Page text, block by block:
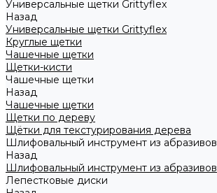
Универсальные щетки Grittyflex
Назад
Универсальные щетки Grittyflex
Круглые щетки
Чашечные щетки
Щетки-кисти
Чашечные щетки
Назад
Чашечные щетки
Щетки по дереву
Щётки для текстурирования дерева
Шлифовальный инструмент из абразивов
Назад
Шлифовальный инструмент из абразивов
Лепестковые диски